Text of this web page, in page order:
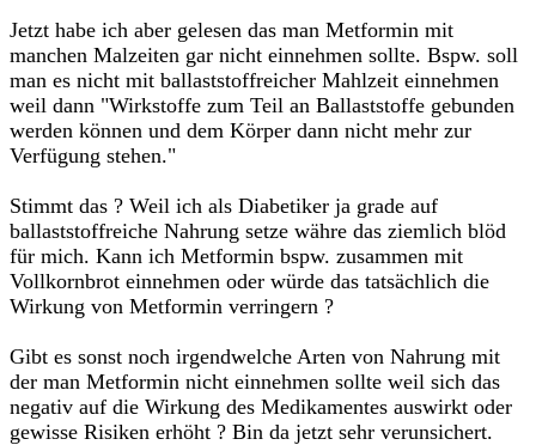
Jetzt habe ich aber gelesen das man Metformin mit
manchen Malzeiten gar nicht einnehmen sollte. Bspw. soll
man es nicht mit ballaststoffreicher Mahlzeit einnehmen
weil dann "Wirkstoffe zum Teil an Ballaststoffe gebunden
werden können und dem Körper dann nicht mehr zur
Verfügung stehen."
Stimmt das ? Weil ich als Diabetiker ja grade auf
ballaststoffreiche Nahrung setze währe das ziemlich blöd
für mich. Kann ich Metformin bspw. zusammen mit
Vollkornbrot einnehmen oder würde das tatsächlich die
Wirkung von Metformin verringern ?
Gibt es sonst noch irgendwelche Arten von Nahrung mit
der man Metformin nicht einnehmen sollte weil sich das
negativ auf die Wirkung des Medikamentes auswirkt oder
gewisse Risiken erhöht ? Bin da jetzt sehr verunsichert.